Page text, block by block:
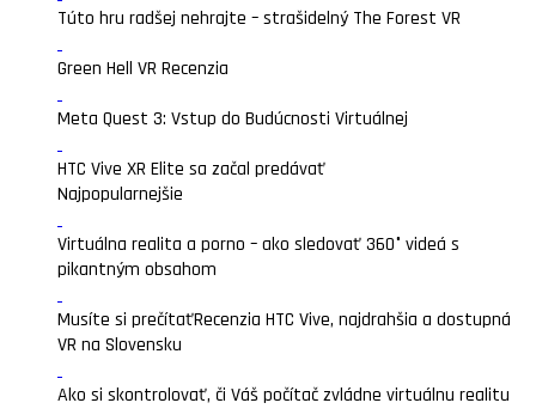
Túto hru radšej nehrajte – strašidelný The Forest VR
Green Hell VR Recenzia
Meta Quest 3: Vstup do Budúcnosti Virtuálnej
HTC Vive XR Elite sa začal predávať
Najpopularnejšie
Virtuálna realita a porno – ako sledovať 360° videá s
pikantným obsahom
Musíte si prečítaťRecenzia HTC Vive, najdrahšia a dostupná
VR na Slovensku
Ako si skontrolovať, či Váš počítač zvládne virtuálnu realitu